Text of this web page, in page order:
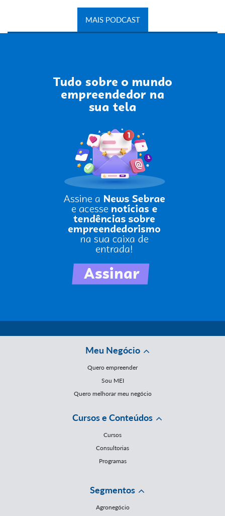
MAIS PODCAST
Meu Negócio
Quero empreender
Sou MEI
Quero melhorar meu negócio
Cursos e Conteúdos
Cursos
Consultorias
Programas
Segmentos
Agronegócio